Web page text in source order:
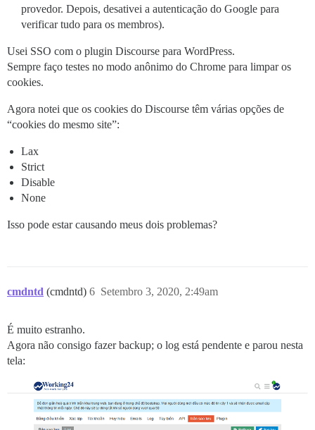
provedor. Depois, desativei a autenticação do Google para
verificar tudo para os membros).
Usei SSO com o plugin Discourse para WordPress.
Sempre faço testes no modo anônimo do Chrome para limpar os
cookies.
Agora notei que os cookies do Discourse têm várias opções de
“cookies do mesmo site”:
Lax
Strict
Disable
None
Isso pode estar causando meus dois problemas?
cmdntd (cmdntd) Setembro 3, 2020, 2:49am
6
É muito estranho.
Agora não consigo fazer backup; o log está pendente e parou nesta
tela: